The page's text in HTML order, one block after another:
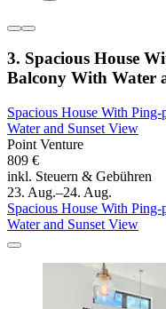
3. Spacious House
Balcony With Water
Spacious House With
Water and Sunset View
Point Venture
809 €
inkl. Steuern & Gebühren
23. Aug.–24. Aug.
Spacious House With
Water and Sunset View